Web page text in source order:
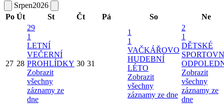
Srpen2026
Po Út St Čt Pá So Ne
27 28
29
1
LETNÍ
VEČERNÍ
PROHLÍDKY
Zobrazit
všechny
záznamy ze
dne
30 31
1
1
VAČKÁŘOVO
HUDEBNÍ
LÉTO
Zobrazit
všechny
záznamy ze dne
2
1
DĚTSKÉ
Zobrazit
všechny
záznamy ze
dne